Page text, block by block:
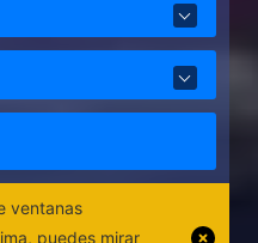
ventanas
puedes mirar